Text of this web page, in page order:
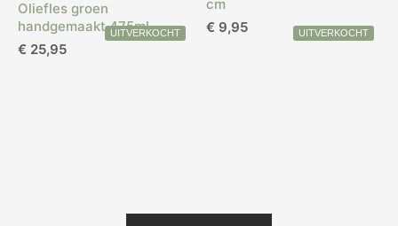
Oliefles groen
handgemaakt 475ml
€ 25,95
cm
€ 9,95